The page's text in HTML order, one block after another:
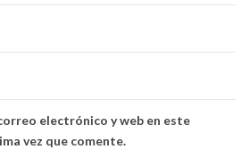
electrónico y web en este
vez que comente.